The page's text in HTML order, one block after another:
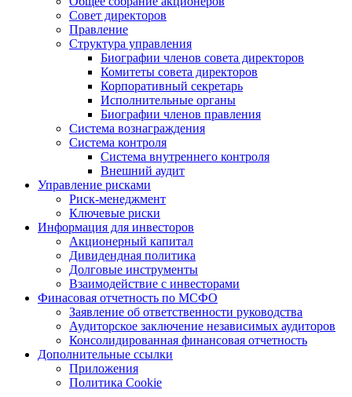
Совет директоров
Правление
Структура управления
Биографии членов совета директоров
Комитеты совета директоров
Корпоративный секретарь
Исполнительные органы
Биографии членов правления
Система вознаграждения
Система контроля
Система внутреннего контроля
Внешний аудит
Управление рисками
Риск-менеджмент
Ключевые риски
Информация для инвесторов
Акционерный капитал
Дивидендная политика
Долговые инструменты
Взаимодействие с инвеcторами
Финасовая отчетность по МСФО
Заявление об ответственности руководства
Аудиторское заключение независимых аудиторов
Консолидированная финансовая отчетность
Дополнительные ссылки
Приложения
Политика Cookie